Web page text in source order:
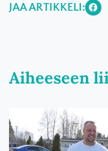
JAA ARTIKKELI:
Aiheeseen